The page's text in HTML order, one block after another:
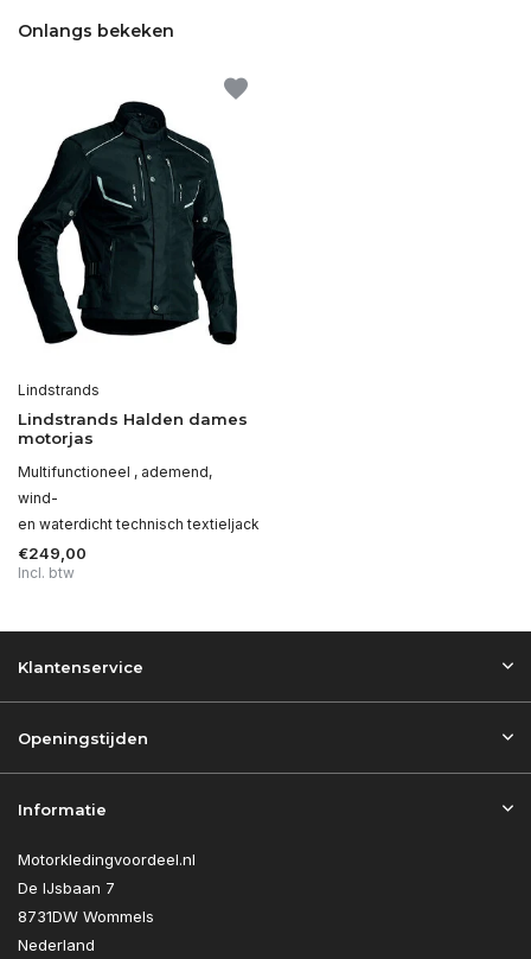
Onlangs bekeken
Lindstrands
Lindstrands Halden dames
motorjas
Multifunctioneel , ademend,
wind-
en waterdicht technisch textieljack
€249,00
Incl. btw
Klantenservice
Openingstijden
Informatie
Motorkledingvoordeel.nl
De IJsbaan 7
8731DW Wommels
Nederland